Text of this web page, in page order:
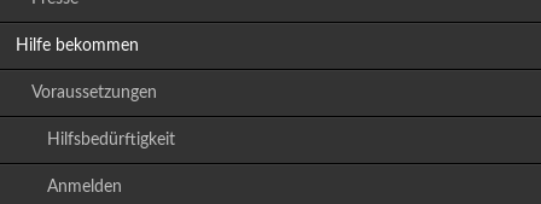
Hilfe bekommen
Voraussetzungen
Hilfsbedürftigkeit
Anmelden